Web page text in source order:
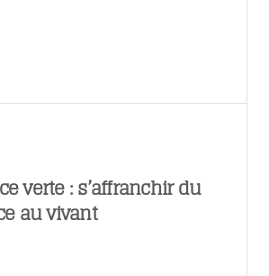
verte : s’affranchir du
au vivant